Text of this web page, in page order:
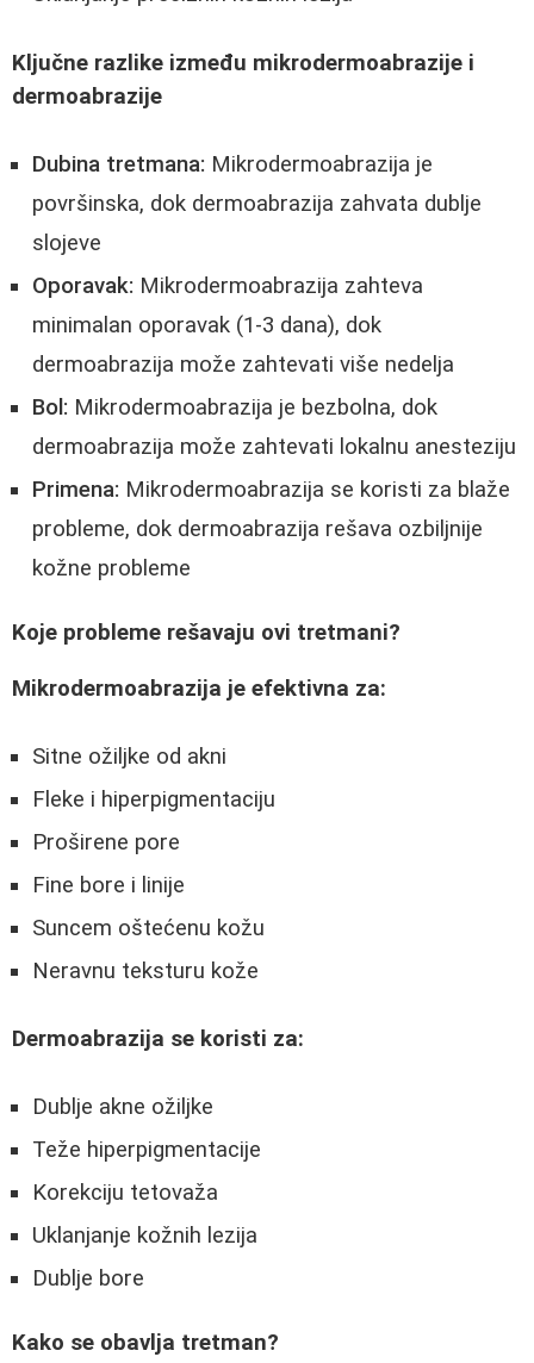
Ključne razlike između mikrodermoabrazije i
dermoabrazije
Dubina tretmana: Mikrodermoabrazija je
površinska, dok dermoabrazija zahvata dublje
slojeve
Oporavak: Mikrodermoabrazija zahteva
minimalan oporavak (1-3 dana), dok
dermoabrazija može zahtevati više nedelja
Bol: Mikrodermoabrazija je bezbolna, dok
dermoabrazija može zahtevati lokalnu anesteziju
Primena: Mikrodermoabrazija se koristi za blaže
probleme, dok dermoabrazija rešava ozbiljnije
kožne probleme
Koje probleme rešavaju ovi tretmani?
Mikrodermoabrazija je efektivna za:
Sitne ožiljke od akni
Fleke i hiperpigmentaciju
Proširene pore
Fine bore i linije
Suncem oštećenu kožu
Neravnu teksturu kože
Dermoabrazija se koristi za:
Dublje akne ožiljke
Teže hiperpigmentacije
Korekciju tetovaža
Uklanjanje kožnih lezija
Dublje bore
Kako se obavlja tretman?